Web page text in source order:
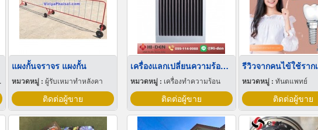
แผงกั้นจราจร แผงกั้น
หมวดหมู่ :ผู้รับเหมาทำหลังคา
ติดต่อผู้ขาย
เครื่องแลกเปลี่ยนความร้อน Heat Exchanger
หมวดหมู่ : เครื่องทำความร้อน
ติดต่อผู้ขาย
หมวดหมู่ : ทันตแพทย์
ติดต่อผู้ขาย